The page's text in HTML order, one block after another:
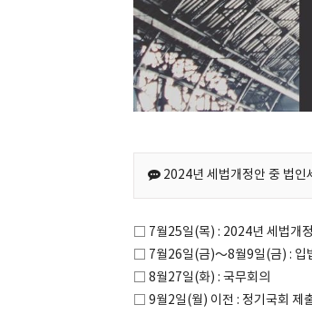
2024년 세법개정안 중 법인
□ 7월25일(목) : 2024년 세법개
□ 7월26일(금)～8월9일(금) : 입
□ 8월27일(화) : 국무회의
□ 9월2일(월) 이전 : 정기국회 제